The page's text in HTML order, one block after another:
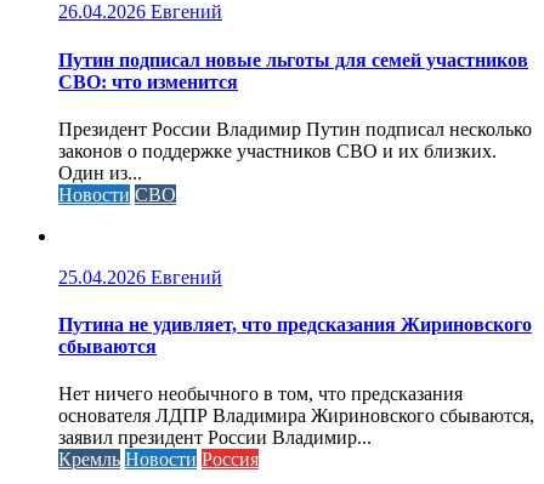
26.04.2026 Евгений
Путин подписал новые льготы для семей участников
СВО: что изменится
Президент России Владимир Путин подписал несколько
законов о поддержке участников СВО и их близких.
Один из...
Новости СВО
25.04.2026 Евгений
Путина не удивляет, что предсказания Жириновского
сбываются
Нет ничего необычного в том, что предсказания
основателя ЛДПР Владимира Жириновского сбываются,
заявил президент России Владимир...
Кремль Новости Россия